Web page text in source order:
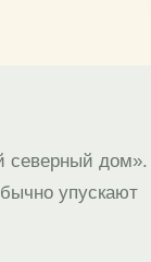
северный дом».
упускают